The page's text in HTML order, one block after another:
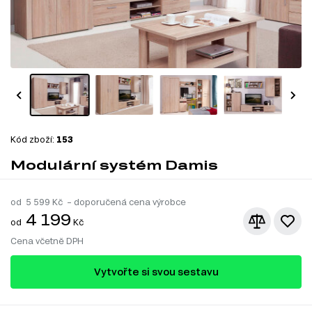
Kód zboží: 153
Modulární systém Damis
od 5 599 Kč – doporučená cena výrobce
od 4 199 Kč
Cena včetně DPH
Vytvořte si svou sestavu